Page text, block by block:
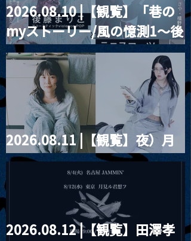
2026.11.15 |【観覧】昼)木
下直子ワンマンライブ
2026 〜29th
anniversary～
2026.08.10 |【観覧】「巷の
myストーリー/風の憶測1～後
藤まりこアコースティック
violence POPとテニスコー
ツ」
2026.08.11 |【観覧】夜）月
見ル君想フpre. Sugar Shock
2026.08.12 |【観覧】田澤孝